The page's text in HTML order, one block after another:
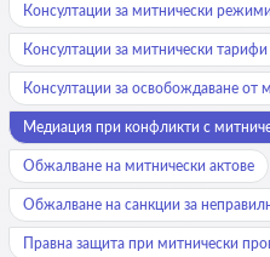
Консултации за митнически
Консултации за митнически тарифи
Консултации за освобождаване от
Медиация при конфликти с
Обжалване на митнически актове
Обжалване на санкции за
Правна защита при митнически